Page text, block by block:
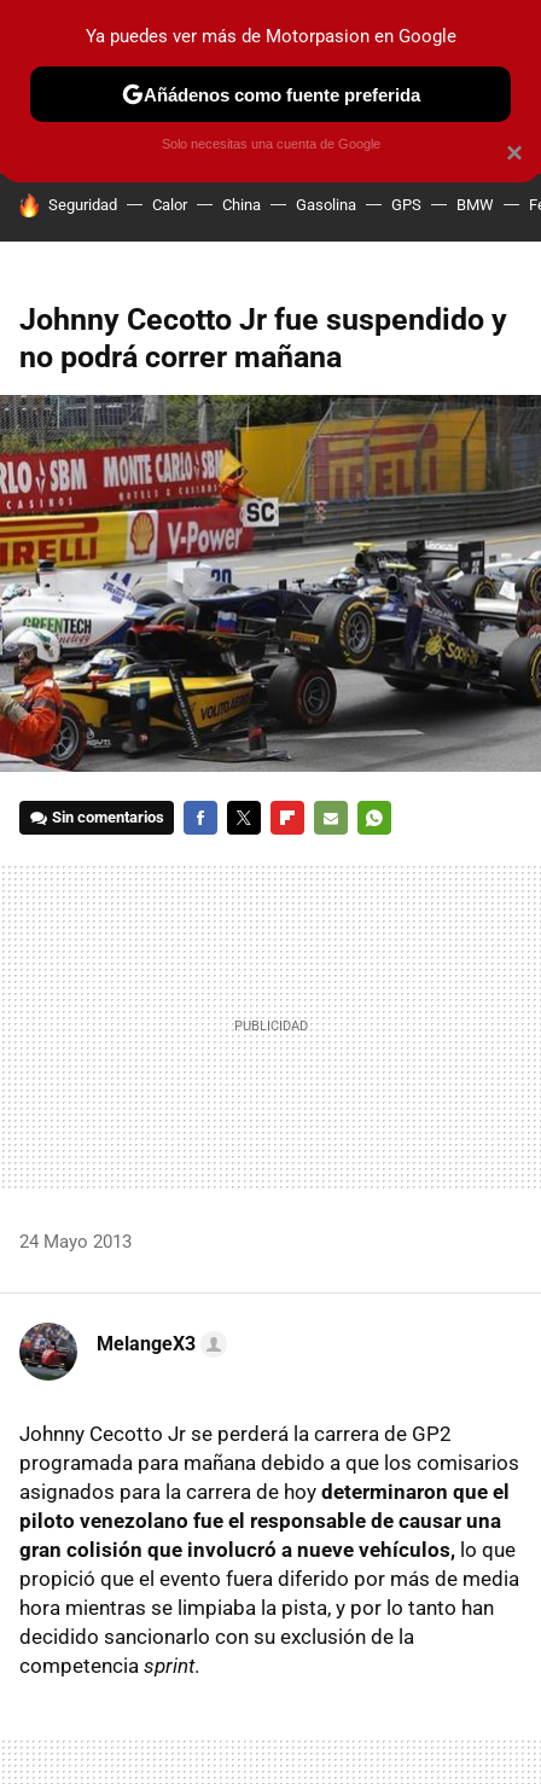
PRUEBAS COCHES ELÉCTRICOS OBSERVATORIO
HOY SE HABLA DE
Seguridad Calor China Gasolina GPS BMW
Johnny Cecotto Jr fue suspendido y
no podrá correr mañana
Sin comentarios
MAIL
24 Mayo 2013
MelangeX3
Johnny Cecotto Jr se perderá la carrera de GP2
programada para mañana debido a que los comisarios
asignados para la carrera de hoy determinaron que el
piloto venezolano fue el responsable de causar una
gran colisión que involucró a nueve vehículos, lo que
propició que el evento fuera diferido por más de media
hora mientras se limpiaba la pista, y por lo tanto han
decidido sancionarlo con su exclusión de la
competencia sprint.
×
Ya puedes ver más de Motorpasion en Google
Añádenos como fuente preferida
Solo necesitas una cuenta de Google